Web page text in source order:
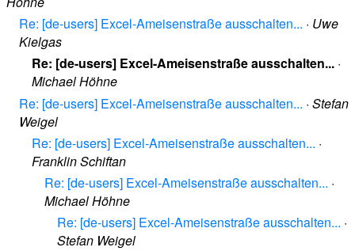
Re: [de-users] Excel-Ameisenstraße ausschalten... · Uwe
Kielgas
Re: [de-users] Excel-Ameisenstraße ausschalten... ·
Michael Höhne
Re: [de-users] Excel-Ameisenstraße ausschalten... · Stefan
Weigel
Re: [de-users] Excel-Ameisenstraße ausschalten... ·
Franklin Schiftan
Re: [de-users] Excel-Ameisenstraße ausschalten... ·
Michael Höhne
Re: [de-users] Excel-Ameisenstraße ausschalten... ·
Stefan Weigel